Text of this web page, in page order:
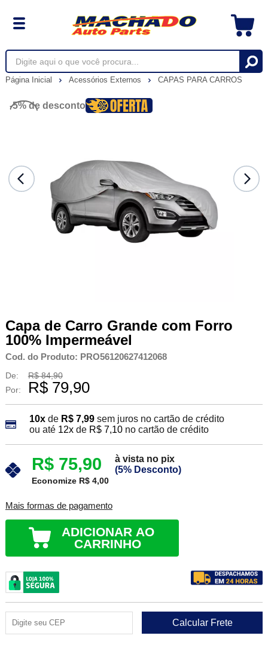
Página Inicial Acessórios Externos CAPAS PARA CARROS
-5% de desconto
Capa de Carro Grande com Forro
100% Impermeável
Cod. do Produto: PRO56120627412068
De:
R$ 84,90
Por:
R$ 79,90
10xde R$ 7,99 sem juros no cartão de crédito
ou até 12xde R$ 7,10no cartão de crédito
R$ 75,90
à vista no pix
(5% Desconto)
Economize R$ 4,00
Mais formas de pagamento
ADICIONAR AO
CARRINHO